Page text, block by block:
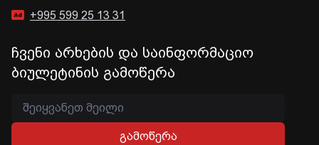
+995 599 25 13 31
ჩვენი არხების და საინფორმაციო
ბიულეტინის გამოწერა
გამოწერა